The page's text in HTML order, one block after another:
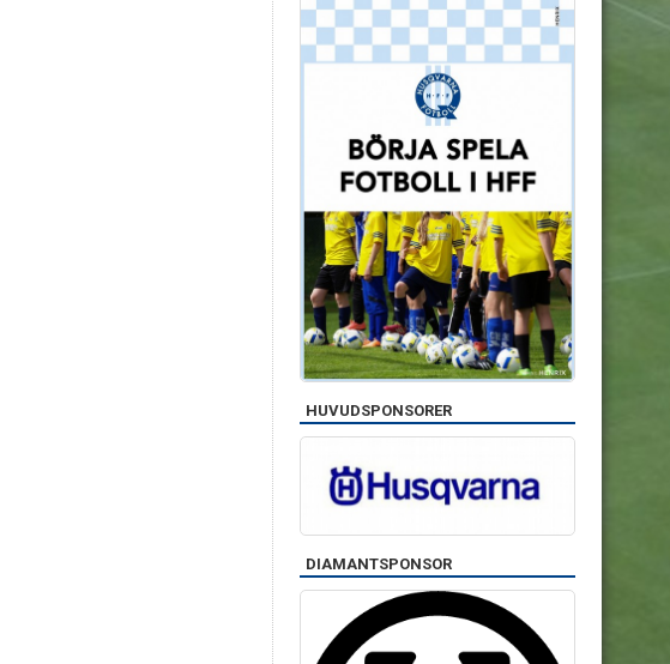
HUVUDSPONSORER
DIAMANTSPONSOR